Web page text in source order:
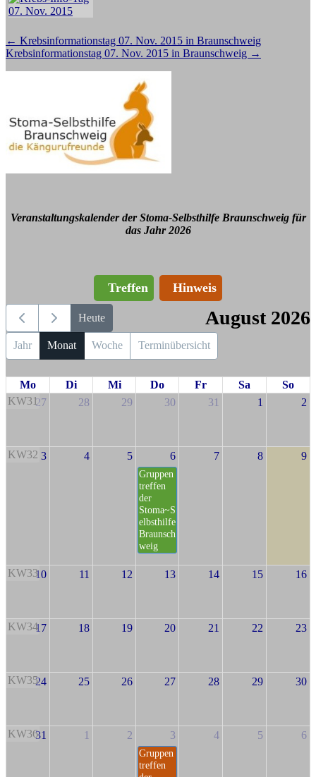
Beitragsnavigation
← Krebsinformationstag 07. Nov. 2015 in Braunschweig
Krebsinformationstag 07. Nov. 2015 in Braunschweig →
Veranstaltungskalender der Stoma-Selbsthilfe Braunschweig für
das Jahr 2026
Treffen Hinweis
Heute August 2026
Jahr Monat Woche Terminübersicht
Mo Di Mi Do Fr Sa
So
KW3127 28 29 30 31 1 2
KW32 3 4 5 6
Gruppen
treffen
der
Stoma~S
elbsthilfe
Braunsch
weig
7 8 9
KW3310 11 12 13 14 15 16
KW3417 18 19 20 21 22 23
KW3524 25 26 27 28 29 30
KW3631 1 2 3
Gruppen
treffen
4 5 6